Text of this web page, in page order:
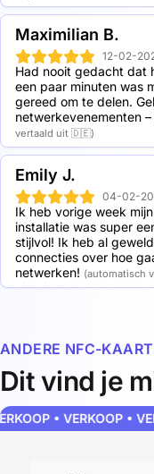
Maximilian B.
12-02-
Had nooit gedacht dat
een paar minuten was
gereed om te delen.
netwerkevenementen
vertaald uit 🇩🇪)
Emily J.
04-02-
Ik heb vorige week
installatie was super
stijlvol! Ik heb al
connecties over hoe
netwerken! (automatisch
ANDERE NFC-
Dit vind je
• VERKOOP •